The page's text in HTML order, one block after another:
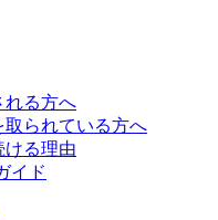
れる方へ
取られている方へ
ける理由
イド